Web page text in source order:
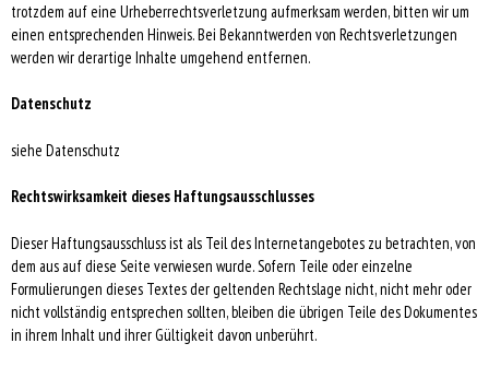
trotzdem auf eine Urheberrechtsverletzung aufmerksam werden, bitten wir um
einen entsprechenden Hinweis. Bei Bekanntwerden von Rechtsverletzungen
werden wir derartige Inhalte umgehend entfernen.
Datenschutz
siehe Datenschutz
Rechtswirksamkeit dieses Haftungsausschlusses
Dieser Haftungsausschluss ist als Teil des Internetangebotes zu betrachten, von
dem aus auf diese Seite verwiesen wurde. Sofern Teile oder einzelne
Formulierungen dieses Textes der geltenden Rechtslage nicht, nicht mehr oder
nicht vollständig entsprechen sollten, bleiben die übrigen Teile des Dokumentes
in ihrem Inhalt und ihrer Gültigkeit davon unberührt.